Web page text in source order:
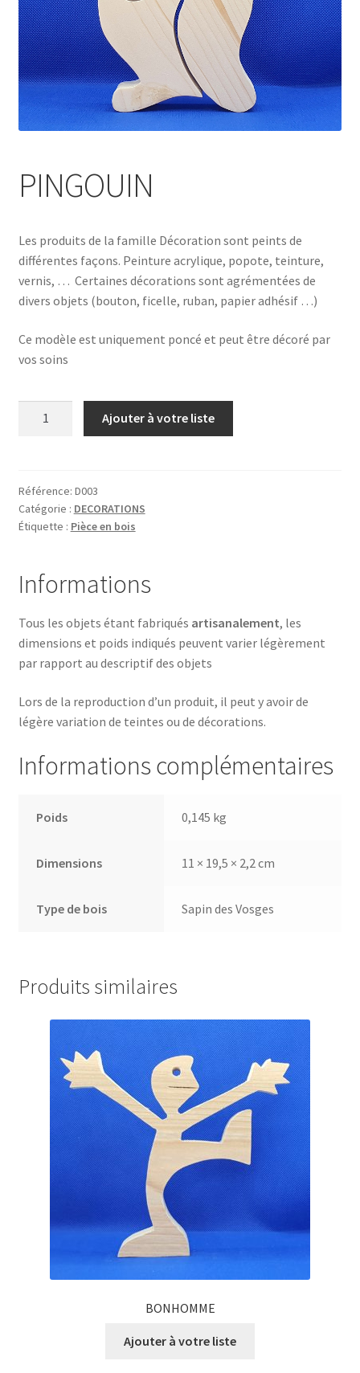
PINGOUIN
Les produits de la famille Décoration sont peints de
différentes façons. Peinture acrylique, popote, teinture,
vernis, … Certaines décorations sont agrémentées de
divers objets (bouton, ficelle, ruban, papier adhésif …)
Ce modèle est uniquement poncé et peut être décoré par
vos soins
Ajouter à votre liste
Référence: D003
Catégorie : DECORATIONS
Étiquette : Pièce en bois
Informations
Tous les objets étant fabriqués artisanalement, les
dimensions et poids indiqués peuvent varier légèrement
par rapport au descriptif des objets
Lors de la reproduction d’un produit, il peut y avoir de
légère variation de teintes ou de décorations.
Informations complémentaires
Poids 0,145 kg
Dimensions 11 × 19,5 × 2,2 cm
Type de bois Sapin des Vosges
Produits similaires
BONHOMME
Ajouter à votre liste